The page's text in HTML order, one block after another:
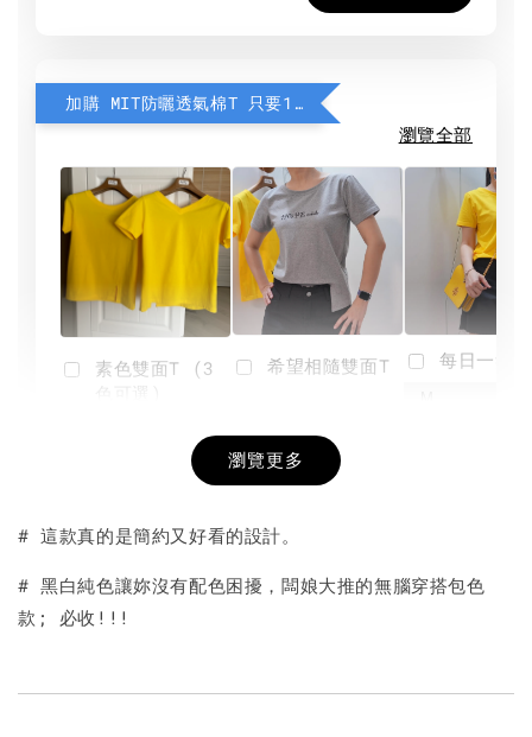
加購 MIT防曬透氣棉T 只要190元
瀏覽全部
素色雙面T (3
+
希望相隨雙面T
NT$ 190
-
每日一笑
瀏覽更多
# 這款真的是簡約又好看的設計。
# 黑白純色讓妳沒有配色困擾，闆娘大推的無腦穿搭包色
款; 必收!!!